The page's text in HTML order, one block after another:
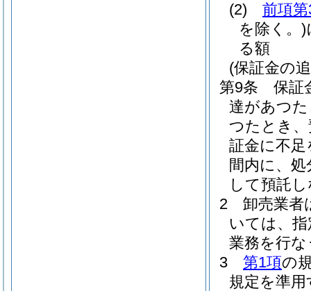
(2)
前項
を除く。)
る額
(保証金の
第9条
保証
達があつ
つたとき
証金に不
間内に、
して預託
2
卸売業者
いては、
業務を行
3
第1項の
規定を準用